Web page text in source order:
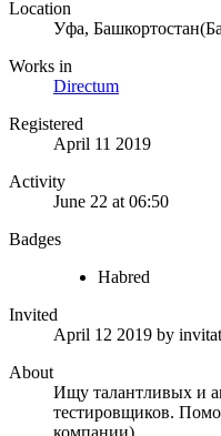
Location
Уфа,
Works in
Directum
Registered
April 11 2019
Activity
June 22 at 06:50
Badges
Habred
Invited
April 12 2019 by
About
Ищу талантливых и
тестировщиков.
компании)